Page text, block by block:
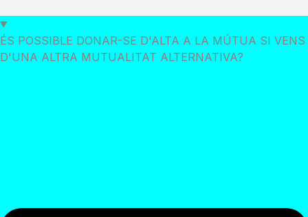
ÉS POSSIBLE DONAR-SE D'ALTA A LA MÚTUA SI VENS
D'UNA ALTRA MUTUALITAT ALTERNATIVA?